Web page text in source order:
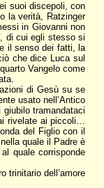
suoi discepoli, con
la verità, Ratzinger
in Giovanni non
di cui egli stesso si
il senso dei fatti, la
che dice Luca sul
Vangelo come
di Gesù su se
usato nell’Antico
tramandataci
rivelate ai piccoli…
del Figlio con il
quale il Padre è
quale corrisponde
trinitario dell’amore